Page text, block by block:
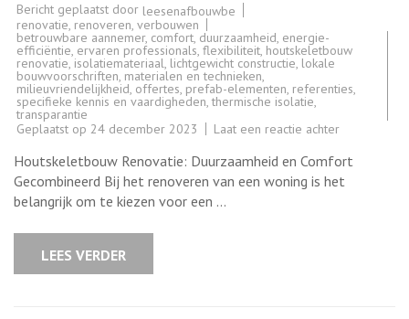
Bericht geplaatst door leesenafbouwbe
renovatie, renoveren, verbouwen
betrouwbare aannemer, comfort, duurzaamheid, energie-
efficiëntie, ervaren professionals, flexibiliteit, houtskeletbouw
renovatie, isolatiemateriaal, lichtgewicht constructie, lokale
bouwvoorschriften, materialen en technieken,
milieuvriendelijkheid, offertes, prefab-elementen, referenties,
specifieke kennis en vaardigheden,thermische isolatie,
transparantie
Geplaatst op 24 december 2023 Laat een reactie achterop
Renovatie:
Comfortabel
en
Houtskeletbouw Renovatie: Duurzaamheid en Comfort
Gecombineerd Bij het renoveren van een woning is het
belangrijk om te kiezen voor een …
LEES VERDER